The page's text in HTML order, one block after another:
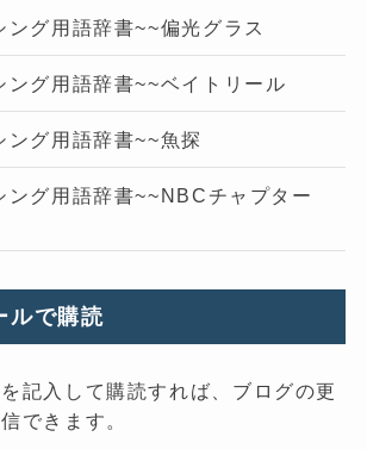
ング用語辞書~~偏光グラス
ング用語辞書~~ベイトリール
ング用語辞書~~魚探
ング用語辞書~~NBCチャプター
ルで購読
記入して購読すれば、ブログの更
できます。